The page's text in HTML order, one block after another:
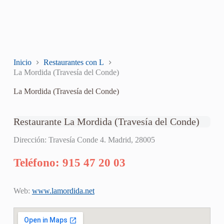
Inicio
Restaurantes con L
La Mordida (Travesía del Conde)
La Mordida (Travesía del Conde)
Restaurante La Mordida (Travesía del Conde)
Dirección: Travesía Conde 4. Madrid, 28005
Teléfono: 915 47 20 03
Web: www.lamordida.net